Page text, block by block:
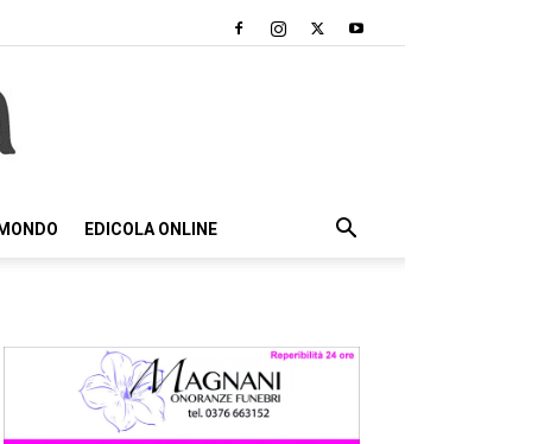
EDICOLA ONLINE